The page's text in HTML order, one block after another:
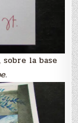
la base
.